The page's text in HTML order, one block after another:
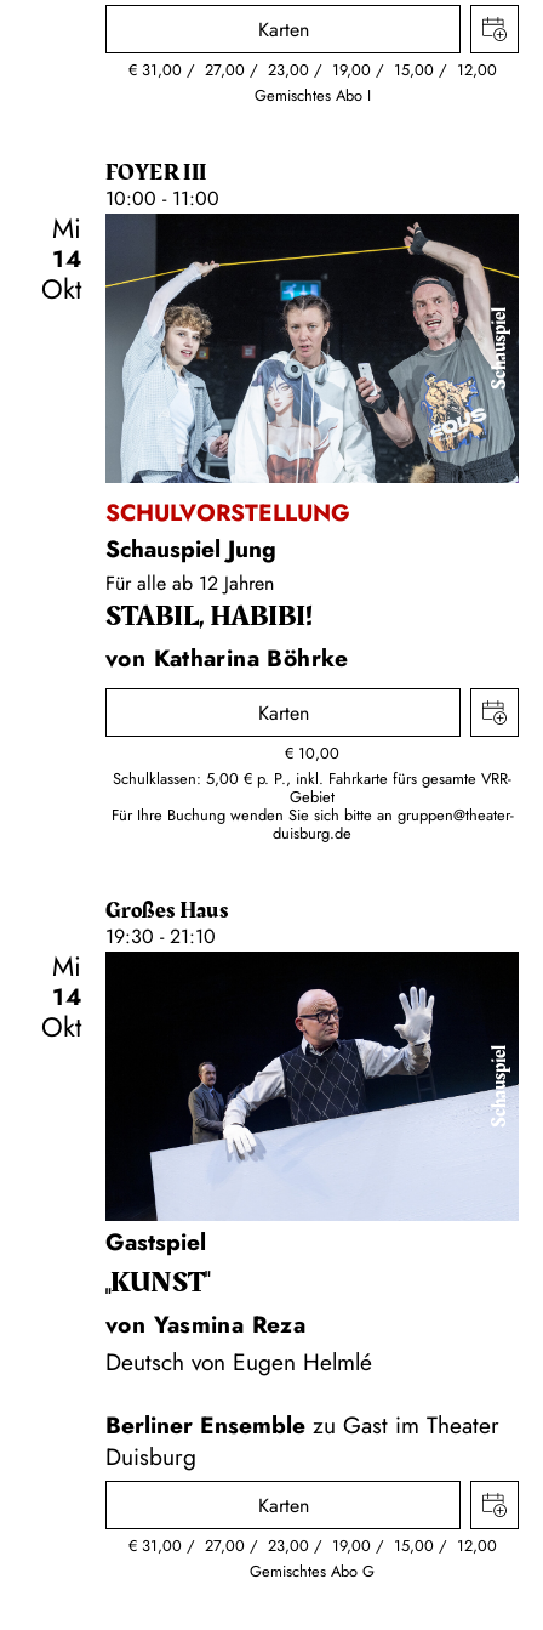
Karten
€ 31,00 27,00 23,00 19,00 15,00
12,00
Gemischtes Abo I
FOYER III
10:00 - 11:00
Mi
14
Okt
Schauspiel
SCHULVORSTELLUNG
Schauspiel Jung
Für alle ab 12 Jahren
STABIL, HABIBI!
von Katharina Böhrke
Karten
€ 10,00
Schulklassen: 5,00 € p. P., inkl. Fahrkarte fürs gesamte VRR-
Gebiet
Für Ihre Buchung wenden Sie sich bitte an gruppen@theater-
duisburg.de
Großes Haus
19:30 - 21:10
Mi
14
Okt
Schauspiel
Gastspiel
„KUNST"
von Yasmina Reza
Deutsch von Eugen Helmlé
Berliner Ensemble zu Gast im Theater
Duisburg
Karten
€ 31,00 27,00 23,00 19,00 15,00
12,00
Gemischtes Abo G